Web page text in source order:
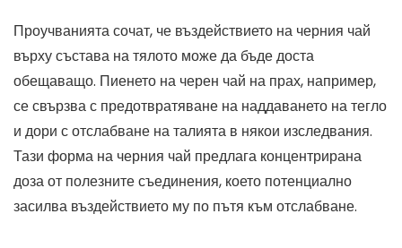
Проучванията сочат, че въздействието на черния чай
върху състава на тялото може да бъде доста
обещаващо. Пиенето на черен чай на прах, например,
се свързва с предотвратяване на наддаването на тегло
и дори с отслабване на талията в някои изследвания.
Тази форма на черния чай предлага концентрирана
доза от полезните съединения, което потенциално
засилва въздействието му по пътя към отслабване.